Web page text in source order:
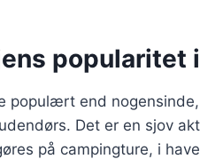
popularitet
populært end
Det er en sjov
på campingture, i